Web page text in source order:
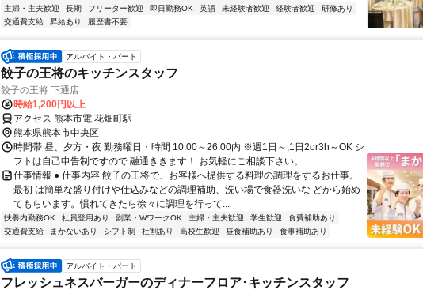
主婦・主夫歓迎
長期 フリーター歓迎 即日勤務OK 英語 未経験者歓迎 経験者歓迎
研修あり
交通費支給
昇給あり 履歴書不要
アルバイト・パート
餃子の王将のキッチンスタッフ
餃子の王将 下通店
時給1,200円以上
アクセス 熊本市電 花畑町駅
熊本県熊本市中央区
時間帯 昼、夕方・夜 勤務曜日・時間 10:00～26:00内 ※週1日～,1日2or3h～OK シ
フトは自己申告制ですので 融通ききます！ お気軽にご相談下さい。
仕事情報 ● 仕事内容 餃子の王将で、お客様へ提供する料理の調理をするお仕事。
最初 は簡単な盛り付けや仕込みなどの調理補助、洗い場で食器洗いな どから始め
てもらいます。慣れてきたら徐々に調理を行って...
扶養内勤務OK 社員登用あり 副業・WワークOK 主婦・主夫歓迎 学生歓迎
食費補助あり
交通費支給
まかないあり シフト制 社割あり 高校生歓迎 昼食補助あり 食事補助あり
アルバイト・パート
フレッシュネスバーガーのディナーフロア･キッチンスタッフ